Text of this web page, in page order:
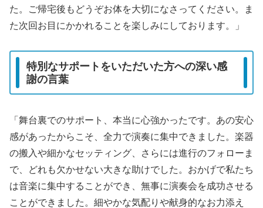
た。ご帰宅後もどうぞお体を大切になさってください。ま
た次回お目にかかれることを楽しみにしております。」
特別なサポートをいただいた方への深い感
謝の言葉
「舞台裏でのサポート、本当に心強かったです。あの安心
感があったからこそ、全力で演奏に集中できました。楽器
の搬入や細かなセッティング、さらには進行のフォローま
で、どれも欠かせない大きな助けでした。おかげで私たち
は音楽に集中することができ、無事に演奏会を成功させる
ことができました。細やかな気配りや献身的なお力添え